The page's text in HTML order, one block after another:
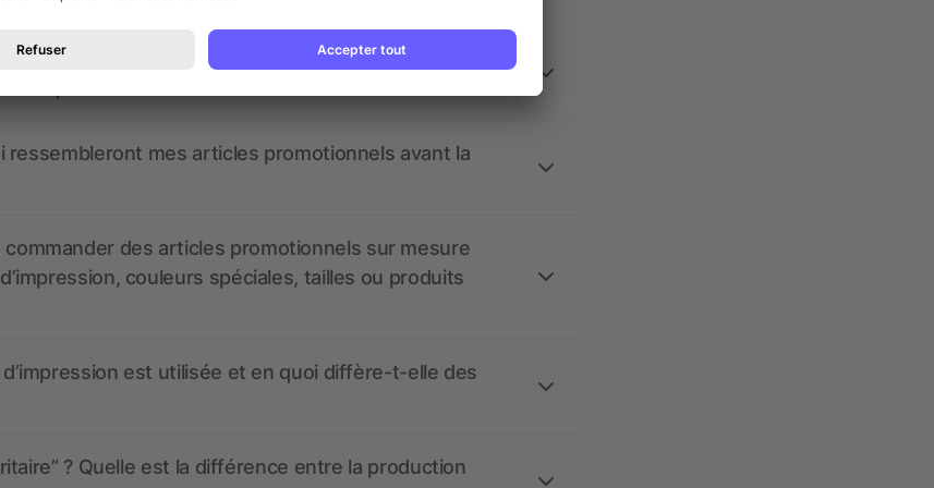
les données d’impression ? allbranded
pour les créer ?
ressembleront mes articles promotionnels avant la
des articles promotionnels sur mesure
couleurs spéciales, tailles ou produits
est utilisée et en quoi diffère-t-elle des
? Quelle est la différence entre la production